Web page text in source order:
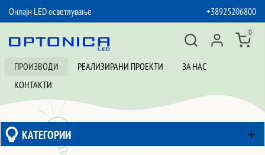
Онлајн LED осветлување
+38925206800
ПРОИЗВОДИ РЕАЛИЗИРАНИ ПРОЕКТИ
ЗА НАС
КОНТАКТИ
0
КАТЕГОРИИ